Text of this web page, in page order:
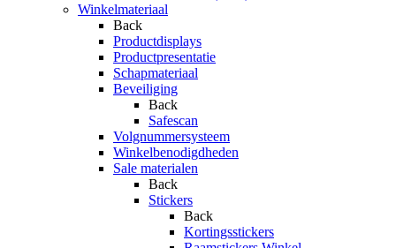
Winkelmateriaal
Back
Productdisplays
Productpresentatie
Schapmateriaal
Beveiliging
Back
Safescan
Volgnummersysteem
Winkelbenodigdheden
Sale materialen
Back
Stickers
Back
Kortingsstickers